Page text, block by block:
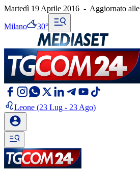
Martedì 19 Aprile 2016 - Aggiornato alle
Milano 30°
Leone (23 Lug - 23 Ago)